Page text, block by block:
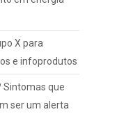
X para
e infoprodutos
Sintomas que
ser um alerta